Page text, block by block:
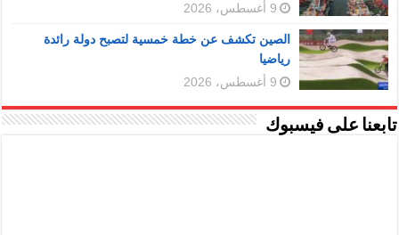
9 أغسطس، 2026
الصين تكشف عن خطة خمسية لتصبح دولة رائدة
رياضيا
9 أغسطس، 2026
تابعنا على فيسبوك